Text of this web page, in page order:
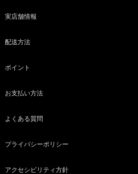
実店舗情報
配送方法
ポイント
お支払い方法
よくある質問
プライバシーポリシー
アクセシビリティ方針